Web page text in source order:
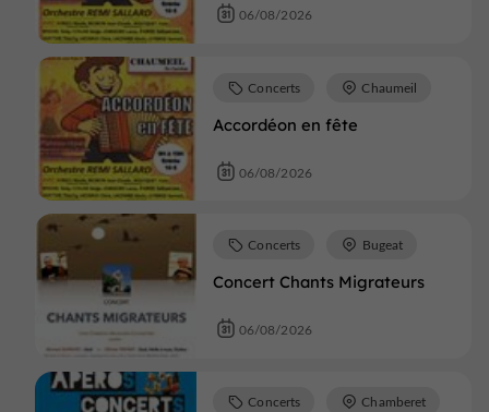
06/08/2026
Accordéon en fête
Concerts Chaumeil
06/08/2026
Concert Chants Migrateurs
Concerts Bugeat
06/08/2026
Concerts Chamberet